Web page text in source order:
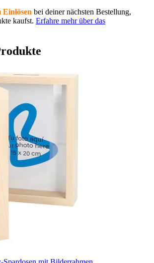
Einlösen bei deiner nächsten Bestellung,
kaufst. Erfahre mehr über das